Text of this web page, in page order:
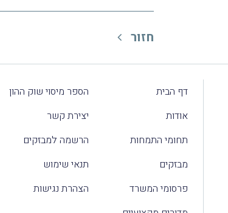
חזור
דף הבית
אודות
תחומי התמחות
מבזקים
פרסומי המשרד
הספר מיסוי שוק ההון
יצירת קשר
הרשמה למבזקים
תנאי שימוש
הצהרת נגישות